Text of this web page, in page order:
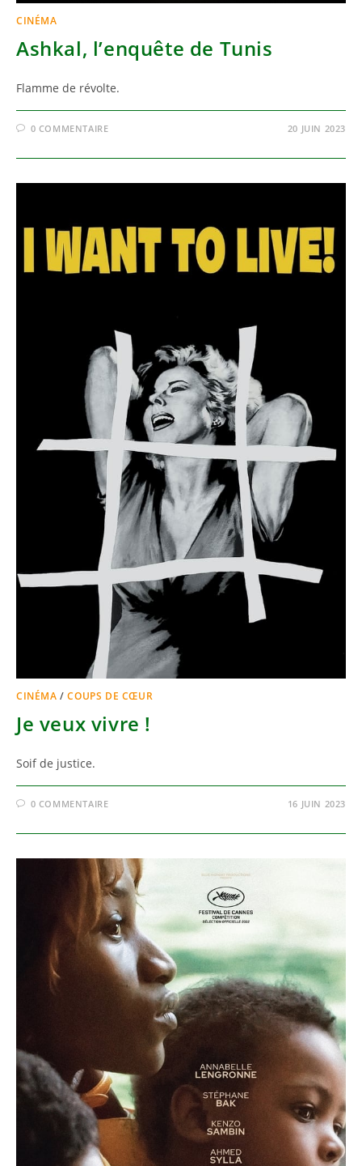
CINÉMA
Ashkal, l’enquête de Tunis
Flamme de révolte.
0 COMMENTAIRE 20 JUIN 2023
CINÉMA /COUPS DE CŒUR
Je veux vivre !
Soif de justice.
0 COMMENTAIRE 16 JUIN 2023